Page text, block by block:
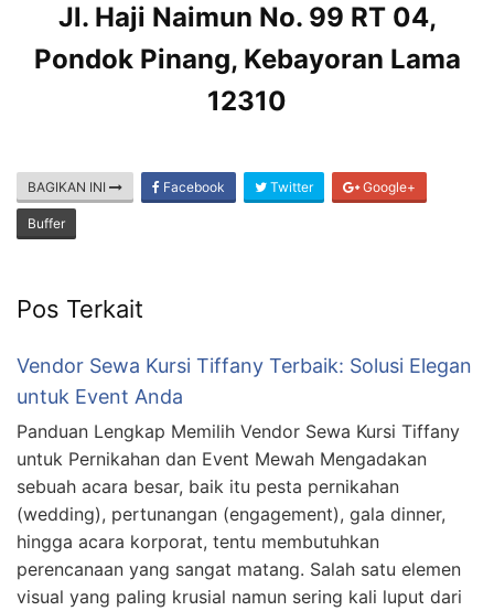
Jl. Haji Naimun No. 99 RT 04,
Pondok Pinang, Kebayoran Lama
12310
BAGIKAN INI Facebook Twitter Google+
Buffer
Pos Terkait
Vendor Sewa Kursi Tiffany Terbaik: Solusi Elegan
untuk Event Anda
Panduan Lengkap Memilih Vendor Sewa Kursi Tiffany
untuk Pernikahan dan Event Mewah Mengadakan
sebuah acara besar, baik itu pesta pernikahan
(wedding), pertunangan (engagement), gala dinner,
hingga acara korporat, tentu membutuhkan
perencanaan yang sangat matang. Salah satu elemen
visual yang paling krusial namun sering kali luput dari